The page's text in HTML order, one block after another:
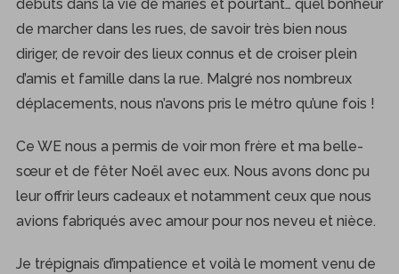
débuts dans la vie de mariés et pourtant… quel bonheur
de marcher dans les rues, de savoir très bien nous
diriger, de revoir des lieux connus et de croiser plein
d’amis et famille dans la rue. Malgré nos nombreux
déplacements, nous n’avons pris le métro qu’une fois !
Ce WE nous a permis de voir mon frère et ma belle-
sœur et de fêter Noël avec eux. Nous avons donc pu
leur offrir leurs cadeaux et notamment ceux que nous
avions fabriqués avec amour pour nos neveu et nièce.
Je trépignais d’impatience et voilà le moment venu de